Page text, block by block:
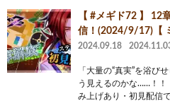
【 #メギド72 】 12
信！(2024/9/17)【
2024.09.18
「大量の“真実”を浴び
う見えるのかな……！！
み上げあり・初見配信で